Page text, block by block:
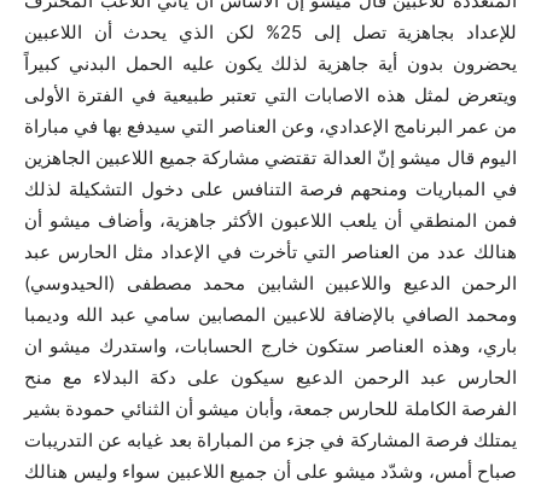
للإعداد بجاهزية تصل إلى 25% لكن الذي يحدث أن اللاعبين
يحضرون بدون أية جاهزية لذلك يكون عليه الحمل البدني كبيراً
ويتعرض لمثل هذه الاصابات التي تعتبر طبيعية في الفترة الأولى
من عمر البرنامج الإعدادي، وعن العناصر التي سيدفع بها في مباراة
اليوم قال ميشو إنّ العدالة تقتضي مشاركة جميع اللاعبين الجاهزين
في المباريات ومنحهم فرصة التنافس على دخول التشكيلة لذلك
فمن المنطقي أن يلعب اللاعبون الأكثر جاهزية، وأضاف ميشو أن
هنالك عدد من العناصر التي تأخرت في الإعداد مثل الحارس عبد
الرحمن الدعيع واللاعبين الشابين محمد مصطفى (الحيدوسي)
ومحمد الصافي بالإضافة للاعبين المصابين سامي عبد الله وديمبا
باري، وهذه العناصر ستكون خارج الحسابات، واستدرك ميشو ان
الحارس عبد الرحمن الدعيع سيكون على دكة البدلاء مع منح
الفرصة الكاملة للحارس جمعة، وأبان ميشو أن الثنائي حمودة بشير
يمتلك فرصة المشاركة في جزء من المباراة بعد غيابه عن التدريبات
صباح أمس، وشدّد ميشو على أن جميع اللاعبين سواء وليس هنالك